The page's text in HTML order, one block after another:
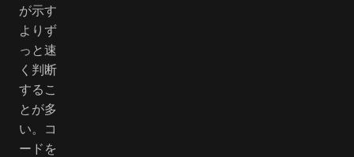
が示す
よりず
っと速
く判断
するこ
とが多
い。コ
ードを